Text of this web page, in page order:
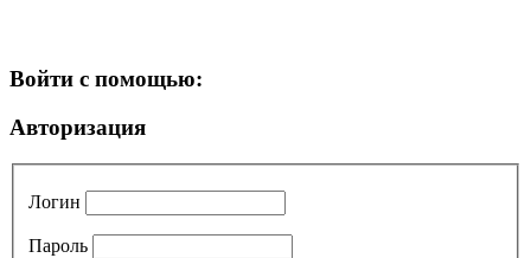
Войти с помощью:
Авторизация
Логин
Пароль